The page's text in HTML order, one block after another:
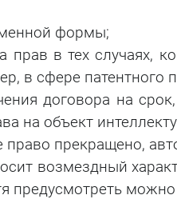
формы;
прав в тех случаях,
в сфере патентного
договора на
на объект
право прекращено,
возмездный
предусмотреть